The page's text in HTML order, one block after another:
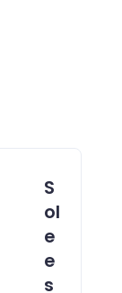
S
ol
e
e
s